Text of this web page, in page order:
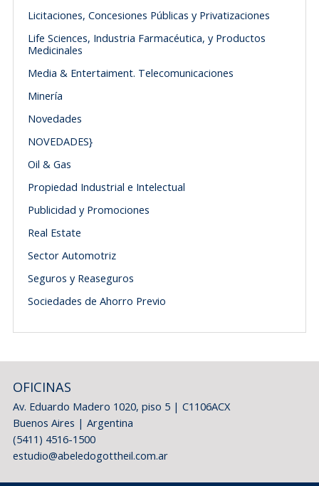
Licitaciones, Concesiones Públicas y Privatizaciones
Life Sciences, Industria Farmacéutica, y Productos
Medicinales
Media & Entertaiment. Telecomunicaciones
Minería
Novedades
NOVEDADES}
Oil & Gas
Propiedad Industrial e Intelectual
Publicidad y Promociones
Real Estate
Sector Automotriz
Seguros y Reaseguros
Sociedades de Ahorro Previo
OFICINAS
Av. Eduardo Madero 1020, piso 5 | C1106ACX
Buenos Aires | Argentina
(5411) 4516-1500
estudio@abeledogottheil.com.ar